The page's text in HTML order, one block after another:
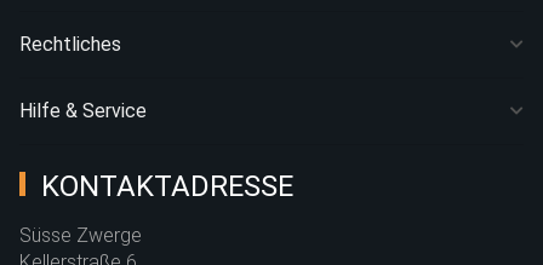
Rechtliches
Hilfe & Service
KONTAKTADRESSE
Süsse Zwerge